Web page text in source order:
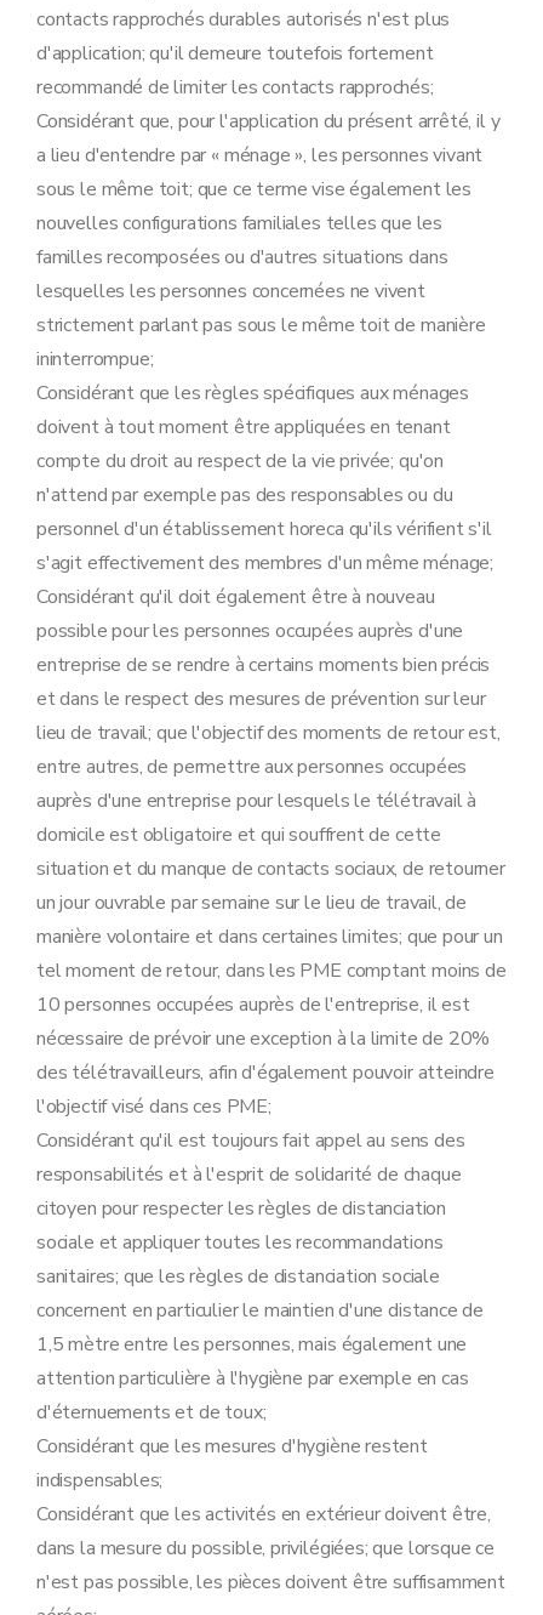
contacts rapprochés durables autorisés n'est plus
d'application; qu'il demeure toutefois fortement
recommandé de limiter les contacts rapprochés;
Considérant que, pour l'application du présent arrêté, il y
a lieu d'entendre par « ménage », les personnes vivant
sous le même toit; que ce terme vise également les
nouvelles configurations familiales telles que les
familles recomposées ou d'autres situations dans
lesquelles les personnes concernées ne vivent
strictement parlant pas sous le même toit de manière
ininterrompue;
Considérant que les règles spécifiques aux ménages
doivent à tout moment être appliquées en tenant
compte du droit au respect de la vie privée; qu'on
n'attend par exemple pas des responsables ou du
personnel d'un établissement horeca qu'ils vérifient s'il
s'agit effectivement des membres d'un même ménage;
Considérant qu'il doit également être à nouveau
possible pour les personnes occupées auprès d'une
entreprise de se rendre à certains moments bien précis
et dans le respect des mesures de prévention sur leur
lieu de travail; que l'objectif des moments de retour est,
entre autres, de permettre aux personnes occupées
auprès d'une entreprise pour lesquels le télétravail à
domicile est obligatoire et qui souffrent de cette
situation et du manque de contacts sociaux, de retourner
un jour ouvrable par semaine sur le lieu de travail, de
manière volontaire et dans certaines limites; que pour un
tel moment de retour, dans les PME comptant moins de
10 personnes occupées auprès de l'entreprise, il est
nécessaire de prévoir une exception à la limite de 20%
des télétravailleurs, afin d'également pouvoir atteindre
l'objectif visé dans ces PME;
Considérant qu'il est toujours fait appel au sens des
responsabilités et à l'esprit de solidarité de chaque
citoyen pour respecter les règles de distanciation
sociale et appliquer toutes les recommandations
sanitaires; que les règles de distanciation sociale
concernent en particulier le maintien d'une distance de
1,5 mètre entre les personnes, mais également une
attention particulière à l'hygiène par exemple en cas
d'éternuements et de toux;
Considérant que les mesures d'hygiène restent
indispensables;
Considérant que les activités en extérieur doivent être,
dans la mesure du possible, privilégiées; que lorsque ce
n'est pas possible, les pièces doivent être suffisamment